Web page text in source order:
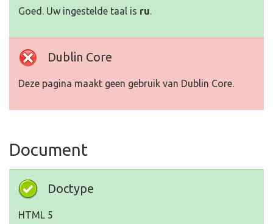
Goed. Uw ingestelde taal is ru.
Dublin Core
Deze pagina maakt geen gebruik van Dublin Core.
Document
Doctype
HTML 5